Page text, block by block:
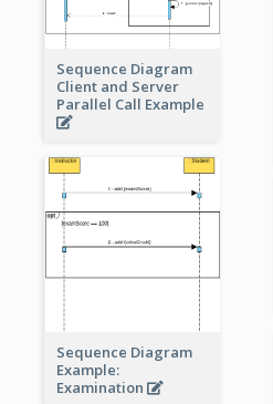
Sequence Diagram
Client and Server
Parallel Call Example
Sequence Diagram
Example:
Examination